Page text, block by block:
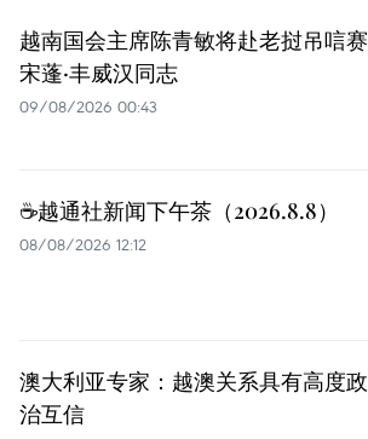
越南国会主席陈青敏将赴老挝吊唁赛
宋蓬·丰威汉同志
09/08/2026 00:43
☕️越通社新闻下午茶（2026.8.8）
08/08/2026 12:12
澳大利亚专家：越澳关系具有高度政
治互信